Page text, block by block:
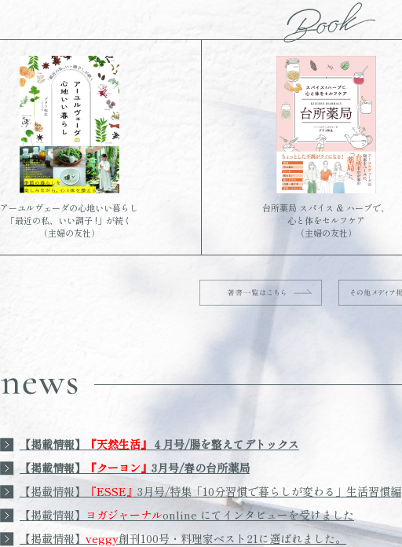
アーユルヴェーダの心地いい暮らし
「最近の私、いい調子 !」が続く
（主婦の友社）
台所薬局 スパイス & ハーブで、
心と体をセルフケア
（主婦の友社）
【掲載情報】 『天然生活』 ４月号/腸を整えてデトックス
【掲載情報】
『クーヨン』 3月号/春の台所薬局
【掲載情報】
『ESSE』 3月号/特集「10分習慣で暮らしが変わる」生活習慣編
【掲載情報】 ヨガジャーナルonline にてインタビューを受けました
【掲載情報】 veggy創刊100号・料理家ベスト21に選ばれました。